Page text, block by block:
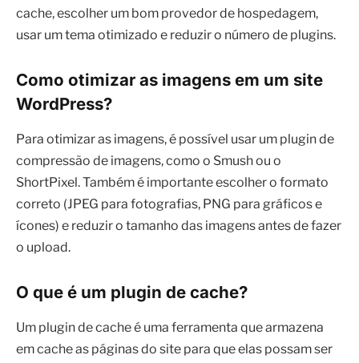
cache, escolher um bom provedor de hospedagem,
usar um tema otimizado e reduzir o número de plugins.
Como otimizar as imagens em um site
WordPress?
Para otimizar as imagens, é possível usar um plugin de
compressão de imagens, como o Smush ou o
ShortPixel. Também é importante escolher o formato
correto (JPEG para fotografias, PNG para gráficos e
ícones) e reduzir o tamanho das imagens antes de fazer
o upload.
O que é um plugin de cache?
Um plugin de cache é uma ferramenta que armazena
em cache as páginas do site para que elas possam ser